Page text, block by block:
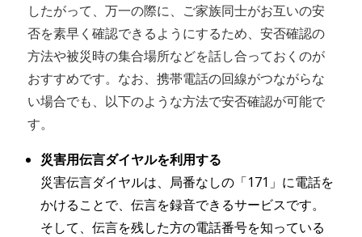
したがって、万一の際に、ご家族同士がお互いの安
否を素早く確認できるようにするため、安否確認の
方法や被災時の集合場所などを話し合っておくのが
おすすめです。なお、携帯電話の回線がつながらな
い場合でも、以下のような方法で安否確認が可能で
す。
災害用伝言ダイヤルを利用する
災害伝言ダイヤルは、局番なしの「171」に電話を
かけることで、伝言を録音できるサービスです。
そして、伝言を残した方の電話番号を知っている